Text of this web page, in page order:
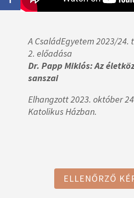
A CsaládEgyetem 2023/24.
2. előadása
Dr. Papp Miklós: Az
sanszai
Elhangzott 2023. október
Katolikus Házban.
ELLENŐRZŐ